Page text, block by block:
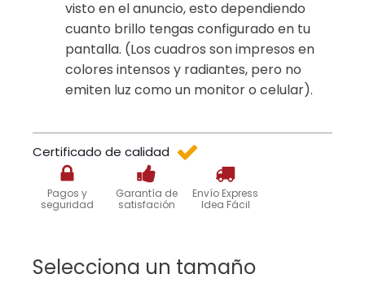
visto en el anuncio, esto dependiendo
cuanto brillo tengas configurado en tu
pantalla. (Los cuadros son impresos en
colores intensos y radiantes, pero no
emiten luz como un monitor o celular).
Certificado de calidad
Pagos y
seguridad
Garantía de
satisfación
Envío Express
Idea Fácil
Selecciona un tamaño